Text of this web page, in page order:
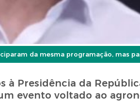
da mesma programação, mas
à Presidência da
evento voltado ao